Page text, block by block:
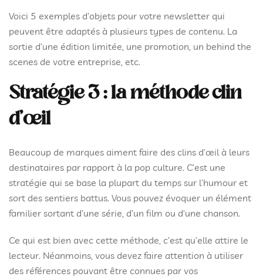
Voici 5 exemples d’objets pour votre newsletter qui
peuvent être adaptés à plusieurs types de contenu. La
sortie d’une édition limitée, une promotion, un behind the
scenes de votre entreprise, etc.
Stratégie 3 : la méthode clin
d’œil
Beaucoup de marques aiment faire des clins d’œil à leurs
destinataires par rapport à la pop culture. C’est une
stratégie qui se base la plupart du temps sur l’humour et
sort des sentiers battus. Vous pouvez évoquer un élément
familier sortant d’une série, d’un film ou d’une chanson.
Ce qui est bien avec cette méthode, c’est qu’elle attire le
lecteur. Néanmoins, vous devez faire attention à utiliser
des références pouvant être connues par vos